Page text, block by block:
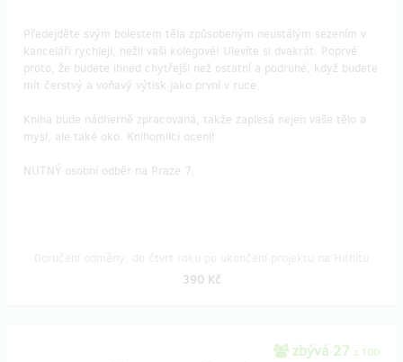
Předejděte svým bolestem těla způsobeným neustálým sezením v
kanceláři rychleji, nežli vaši kolegové! Ulevíte si dvakrát. Poprvé
proto, že budete ihned chytřejši než ostatní a podruhé, když budete
mít čerstvý a voňavý výtisk jako první v ruce.
Kniha bude nádherně zpracovaná, takže zaplesá nejen vaše tělo a
mysl, ale také oko. Knihomilci ocení!
NUTNÝ osobní odběr na Praze 7.
390 Kč
zbývá 27 z 100